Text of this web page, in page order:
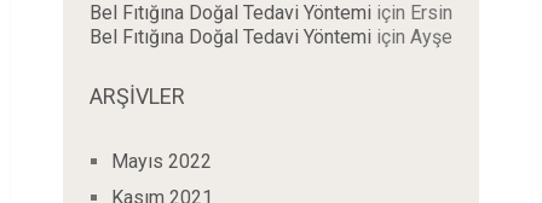
Bel Fıtığına Doğal Tedavi Yöntemi için Ersin
Bel Fıtığına Doğal Tedavi Yöntemi için Ayşe
ARŞIVLER
Mayıs 2022
Kasım 2021